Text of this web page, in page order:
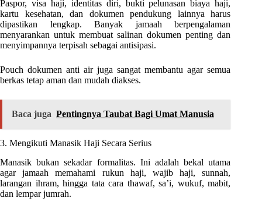
Paspor, visa haji, identitas diri, bukti pelunasan biaya haji,
kartu kesehatan, dan dokumen pendukung lainnya harus
dipastikan lengkap. Banyak jamaah berpengalaman
menyarankan untuk membuat salinan dokumen penting dan
menyimpannya terpisah sebagai antisipasi.
Pouch dokumen anti air juga sangat membantu agar semua
berkas tetap aman dan mudah diakses.
Baca juga Pentingnya Taubat Bagi Umat Manusia
3. Mengikuti Manasik Haji Secara Serius
Manasik bukan sekadar formalitas. Ini adalah bekal utama
agar jamaah memahami rukun haji, wajib haji, sunnah,
larangan ihram, hingga tata cara thawaf, sa’i, wukuf, mabit,
dan lempar jumrah.